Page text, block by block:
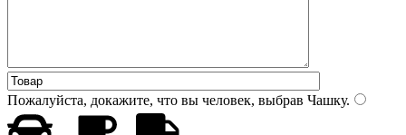
Пожалуйста, докажите, что вы человек, выбрав Чашку.